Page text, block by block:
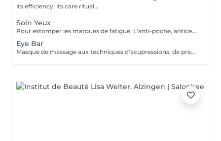
its efficiency, its care ritual...
Soin Yeux
Pour estomper les marques de fatigue. L'anti-poche, anticernes, anti-rides pour un effet lissant et comblant. Peut être fait seul ou combiné à un soin visage.
Eye Bar
Masque de massage aux techniques d'acupressions, de pressothérapies, massage vibratoire. Peut être fait seul ou combiné dans un soin.